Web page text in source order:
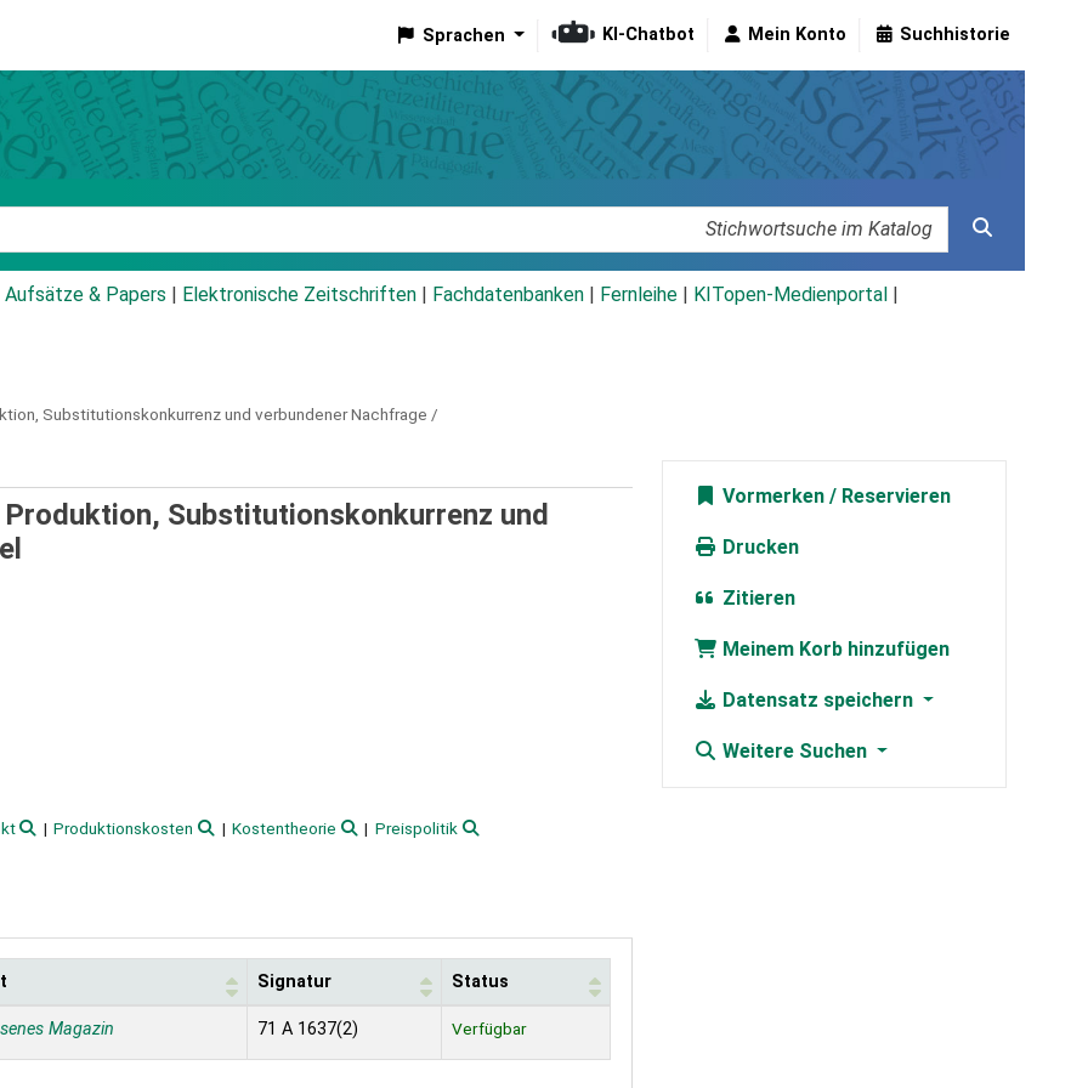
Sprachen KI-Chatbot Mein Konto Suchhistorie
Aufsätze & Papers Elektronische Zeitschriften Fachdatenbanken Fernleihe KITopen-Medienportal
Substitutionskonkurrenz und verbundener Nachfrage /
Substitutionskonkurrenz und
Produktionskosten Kostentheorie Preispolitik
Signatur Status
Magazin 71 A 1637(2) Verfügbar
Vormerken
Drucken
Zitieren
Meinem Korb hinzufügen
Datensatz speichern
Weitere Suchen